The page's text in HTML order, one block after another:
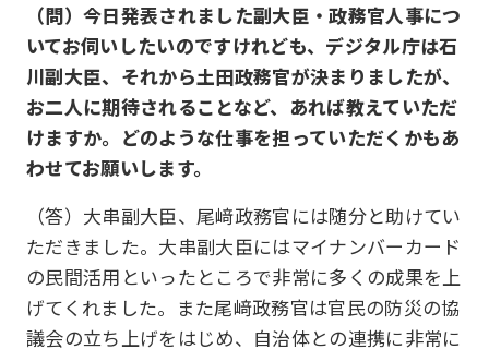
（問）今日発表されました副大臣・政務官人事につ
いてお伺いしたいのですけれども、デジタル庁は石
川副大臣、それから土田政務官が決まりましたが、
お二人に期待されることなど、あれば教えていただ
けますか。どのような仕事を担っていただくかもあ
わせてお願いします。
（答）大串副大臣、尾﨑政務官には随分と助けてい
ただきました。大串副大臣にはマイナンバーカード
の民間活用といったところで非常に多くの成果を上
げてくれました。また尾﨑政務官は官民の防災の協
議会の立ち上げをはじめ、自治体との連携に非常に